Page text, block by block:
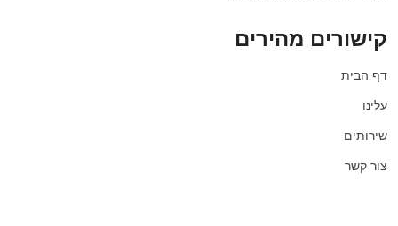
קישורים מהירים
דף הבית
עלינו
שירותים
צור קשר